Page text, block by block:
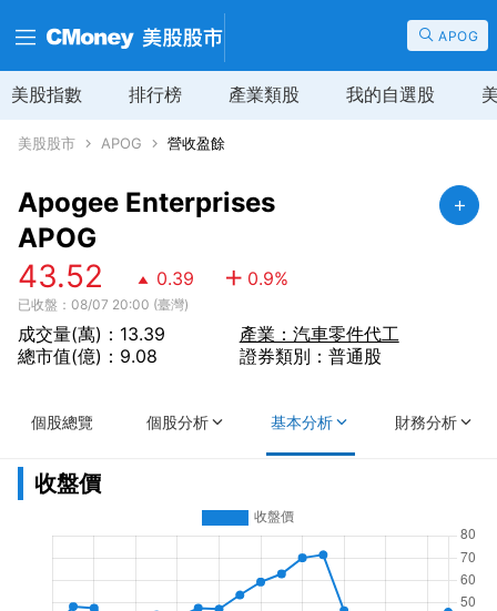
APOG
美股指數 排行榜 產業類股 我的自選股
美股股市 APOG 營收盈餘
Apogee Enterprises
APOG
43.52 0.39 0.9%
已收盤：08/07 20:00 (臺灣)
成交量(萬)：13.39
總市值(億)：9.08
產業：汽車零件代工
證券類別：普通股
個股總覽 個股分析 基本分析 財務分析
收盤價